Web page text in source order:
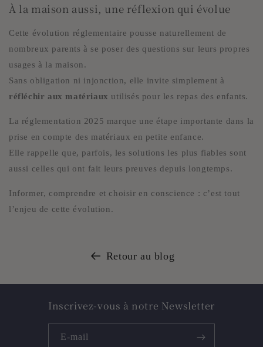
À la maison aussi, une réflexion qui évolue
Cette évolution réglementaire pousse naturellement de
nombreux parents à se poser des questions sur leurs propres
usages à la maison.
Sans obligation ni injonction, elle invite simplement à
réfléchir aux matériaux utilisés pour les repas des enfants.
La réglementation 2025 marque une étape importante dans la
prise en compte des matériaux en petite enfance.
Elle rappelle que, parfois, les solutions les plus fiables sont
aussi celles qui ont fait leurs preuves depuis longtemps.
Informer, comprendre et choisir en conscience : c’est tout
l’enjeu de cette évolution.
Retour au blog
Inscrivez-vous à notre Newsletter
E-mail